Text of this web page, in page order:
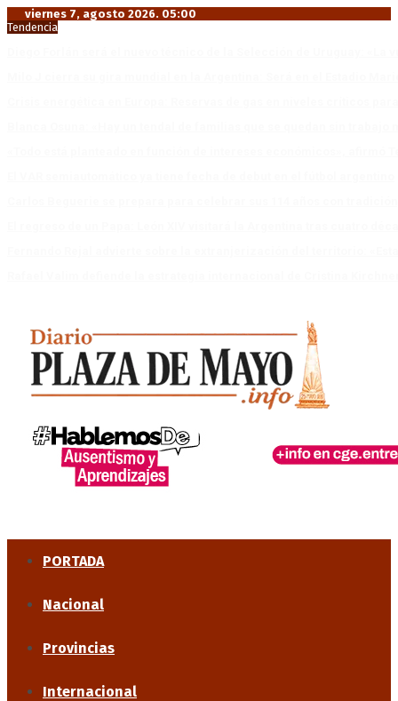
viernes 7, agosto 2026. 05:00
Tendencia
PORTADA
Nacional
Provincias
Internacional